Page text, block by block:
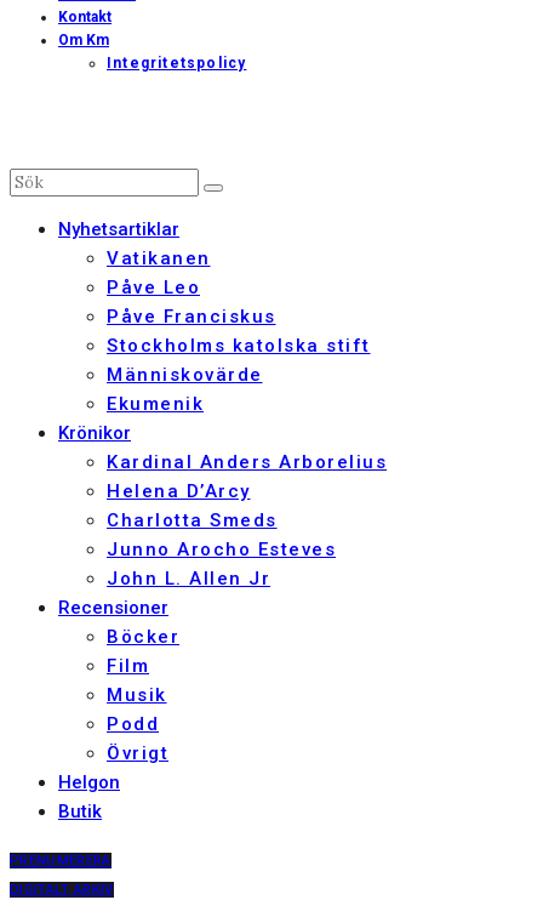
Kontakt
Om Km
Integritetspolicy
Nyhetsartiklar
Vatikanen
Påve Leo
Påve Franciskus
Stockholms katolska stift
Människovärde
Ekumenik
Krönikor
Kardinal Anders Arborelius
Helena D’Arcy
Charlotta Smeds
Junno Arocho Esteves
John L. Allen Jr
Recensioner
Böcker
Film
Musik
Podd
Övrigt
Helgon
Butik
PRENUMERERA
DIGITALT ARKIV